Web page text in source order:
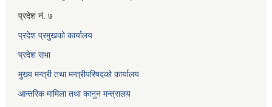
प्रदेश नं. ७
प्रदेश प्रमुखको कार्यालय
प्रदेश सभा
मुख्य मन्त्री तथा मन्त्रीपरिषदको कार्यालय
आन्तरिक मामिला तथा कानुन मन्त्रालय